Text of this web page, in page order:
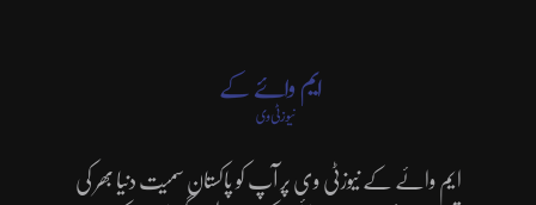
ایم وائے کے نیوزٹی وی پر آپ کو پاکستان سمیت دنیا بھر کی